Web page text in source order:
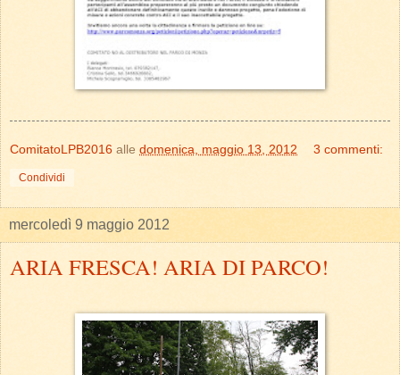
ComitatoLPB2016 alle domenica, maggio 13, 2012 3 commenti:
Condividi
mercoledì 9 maggio 2012
ARIA FRESCA! ARIA DI PARCO!